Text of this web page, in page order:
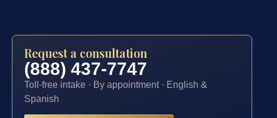
Request a consultation
(888) 437-7747
Toll-free intake · By appointment · English &
Spanish